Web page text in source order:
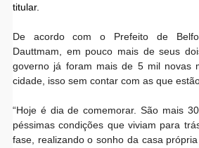
titular.
De acordo com o Prefeito de
Dauttmam, em pouco mais de seus
governo já foram mais de 5 mil novas
cidade, isso sem contar com as que
“Hoje é dia de comemorar. São mais
péssimas condições que viviam para
fase, realizando o sonho da casa